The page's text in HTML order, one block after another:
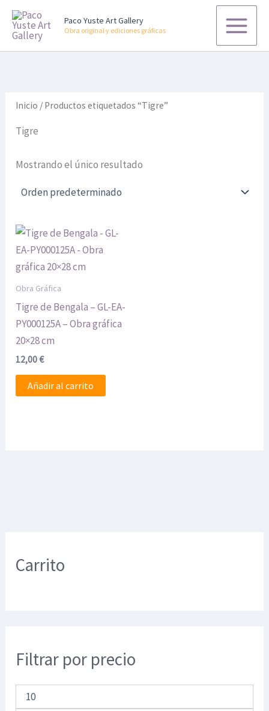
contenido
Paco Yuste Art Gallery
Obra original y ediciones gráficas
Carrito
Filtrar por precio
r
e
c
i
n
m
o
r
e
c
i
x
m
o
u
s
c
a
rInicio / Productos etiquetados “Tigre”
Tigre
Mostrando el único resultado
Obra Gráfica
Tigre de Bengala – GL-EA-
PY000125A – Obra gráfica
20×28 cm
12,00€
Añadir al carrito